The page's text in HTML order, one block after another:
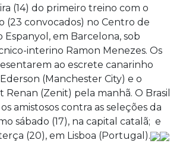
(14) do primeiro treino com o
convocados) no Centro de
em Barcelona, sob
interino Ramon Menezes. Os
ao escrete canarinho
(Manchester City) e o
(Zenit) pela manhã. O Brasil
amistosos contra as seleções da
sábado (17), na capital catalã; e
(20), em Lisboa (Portugal).